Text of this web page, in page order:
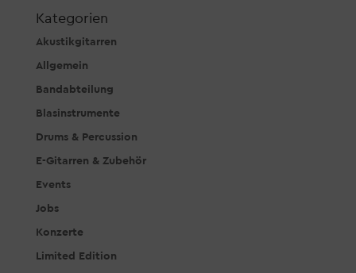
Kategorien
Akustikgitarren
Allgemein
Bandabteilung
Blasinstrumente
Drums & Percussion
E-Gitarren & Zubehör
Events
Jobs
Konzerte
Limited Edition